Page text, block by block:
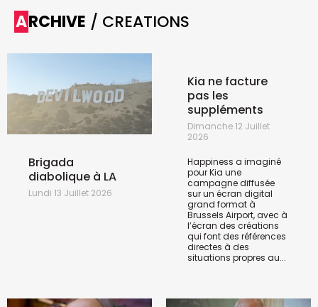
ARCHIVE / CREATIONS
Brigada
diabolique à LA
Lundi 13 Juillet 2026
Kia ne facture
pas les
suppléments
Dimanche 12 Juillet
2026
Happiness a imaginé
pour Kia une
campagne diffusée
sur un écran digital
grand format à
Brussels Airport, avec à
l’écran des créations
qui font des références
directes à des
situations propres au...